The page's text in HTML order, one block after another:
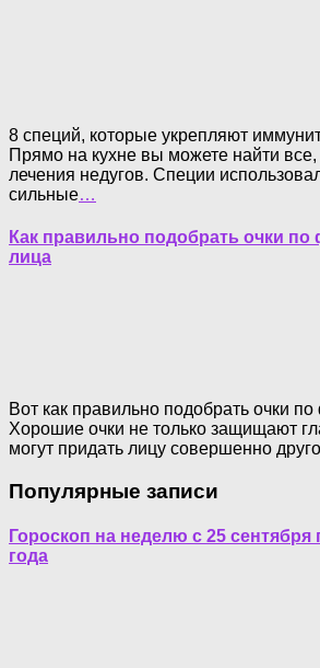
8 специй, которые укрепляют
Прямо на кухне вы можете найти все,
лечения недугов. Специи
сильные…
Как правильно подобрать очки по
лица
Вот как правильно подобрать очки
Хорошие очки не только защищают
могут придать лицу совершенно
Популярные записи
Гороскоп на неделю с 25 сентября
года